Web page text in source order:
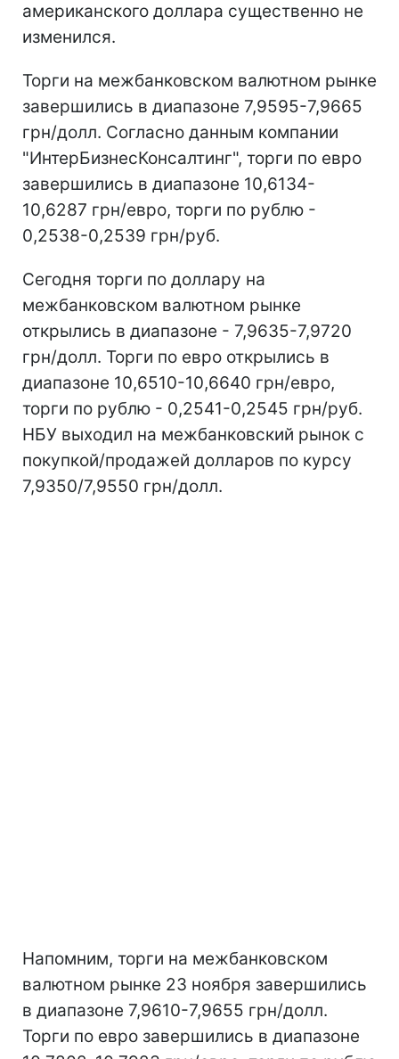
американского доллара существенно не
изменился.
Торги на межбанковском валютном рынке
завершились в диапазоне 7,9595-7,9665
грн/долл. Согласно данным компании
"ИнтерБизнесКонсалтинг", торги по евро
завершились в диапазоне 10,6134-
10,6287 грн/евро, торги по рублю -
0,2538-0,2539 грн/руб.
Сегодня торги по доллару на
межбанковском валютном рынке
открылись в диапазоне - 7,9635-7,9720
грн/долл. Торги по евро открылись в
диапазоне 10,6510-10,6640 грн/евро,
торги по рублю - 0,2541-0,2545 грн/руб.
НБУ выходил на межбанковский рынок с
покупкой/продажей долларов по курсу
7,9350/7,9550 грн/долл.
Напомним, торги на межбанковском
валютном рынке 23 ноября завершились
в диапазоне 7,9610-7,9655 грн/долл.
Торги по евро завершились в диапазоне